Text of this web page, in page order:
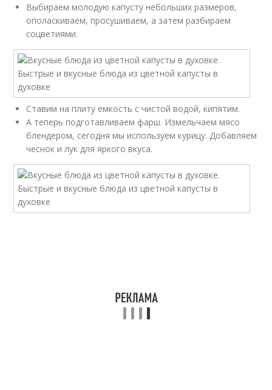
Выбираем молодую капусту небольших размеров,
ополаскиваем, просушиваем, а затем разбираем
соцветиями.
Ставим на плиту емкость с чистой водой, кипятим.
А теперь подготавливаем фарш. Измельчаем мясо
блендером, сегодня мы используем курицу. Добавляем
чеснок и лук для яркого вкуса.